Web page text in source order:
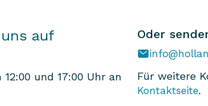
auf
und 17:00 Uhr an
Oder
Für weitere
Kontaktseite.